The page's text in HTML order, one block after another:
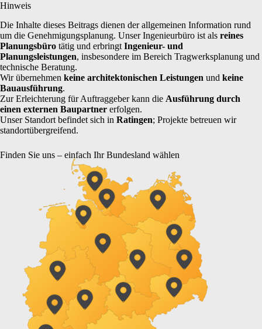
Hinweis
Die Inhalte dieses Beitrags dienen der allgemeinen Information rund
um die Genehmigungsplanung. Unser Ingenieurbüro ist als reines
Planungsbüro tätig und erbringt Ingenieur- und
Planungsleistungen, insbesondere im Bereich Tragwerksplanung und
technische Beratung.
Wir übernehmen keine architektonischen Leistungen und keine
Bauausführung.
Zur Erleichterung für Auftraggeber kann die Ausführung durch
einen externen Baupartner erfolgen.
Unser Standort befindet sich in Ratingen; Projekte betreuen wir
standortübergreifend.
Finden Sie uns – einfach Ihr Bundesland wählen